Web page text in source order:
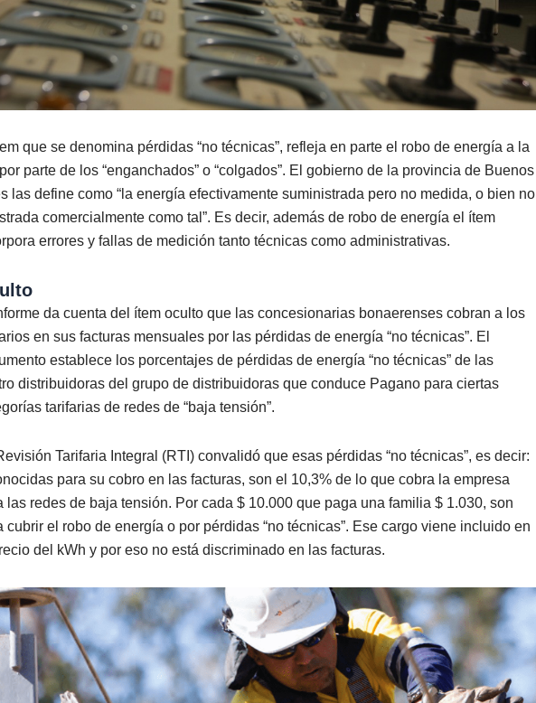
que se denomina pérdidas “no técnicas”, refleja en parte el robo de energía a la
parte de los “enganchados” o “colgados”. El gobierno de la provincia de Buenos
las define como “la energía efectivamente suministrada pero no medida, o bien no
comercialmente como tal”. Es decir, además de robo de energía el ítem
errores y fallas de medición tanto técnicas como administrativas.
da cuenta del ítem oculto que las concesionarias bonaerenses cobran a los
en sus facturas mensuales por las pérdidas de energía “no técnicas”. El
establece los porcentajes de pérdidas de energía “no técnicas” de las
distribuidoras del grupo de distribuidoras que conduce Pagano para ciertas
tarifarias de redes de “baja tensión”.
Tarifaria Integral (RTI) convalidó que esas pérdidas “no técnicas”, es decir:
para su cobro en las facturas, son el 10,3% de lo que cobra la empresa
las redes de baja tensión. Por cada $ 10.000 que paga una familia $ 1.030, son
cubrir el robo de energía o por pérdidas “no técnicas”. Ese cargo viene incluido en
del kWh y por eso no está discriminado en las facturas.